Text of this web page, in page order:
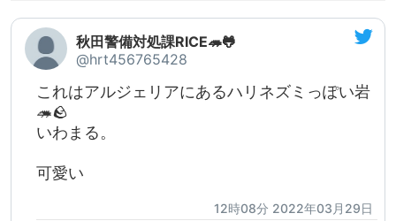
秋田警備対処課RICE🦔🐸
@hrt456765428
これはアルジェリアにあるハリネズミっぽい岩
🦔🪨
いわまる。
可愛い
12時08分 2022年03月29日